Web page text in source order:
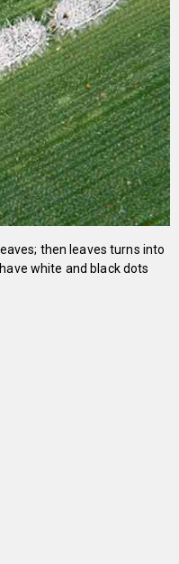
then leaves turns into
white and black dots